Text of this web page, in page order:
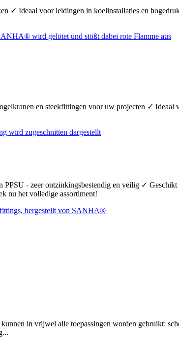
✓ Ideaal voor leidingen in koelinstallaties en
en steekfittingen voor uw projecten ✓
- zeer ontzinkingsbestendig en veilig ✓
nu het volledige assortiment!
in vrijwel alle toepassingen worden gebruikt: